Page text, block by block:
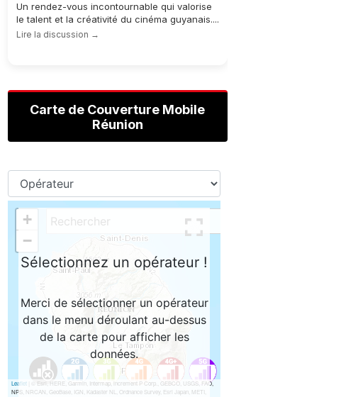
Un rendez-vous incontournable qui valorise
le talent et la créativité du cinéma guyanais....
Lire la discussion →
Carte de Couverture Mobile
Réunion